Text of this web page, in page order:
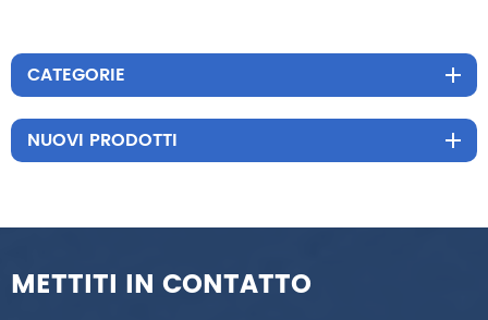
CATEGORIE
NUOVI PRODOTTI
METTITI IN CONTATTO